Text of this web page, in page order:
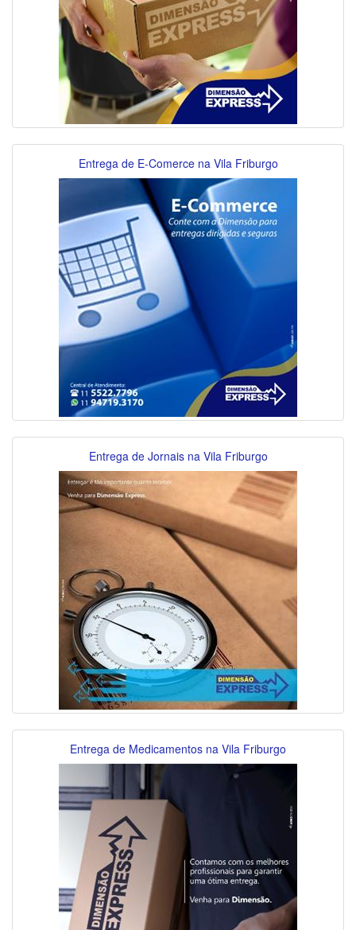
Entrega de E-Comerce na Vila Friburgo
Entrega de Jornais na Vila Friburgo
Entrega de Medicamentos na Vila Friburgo